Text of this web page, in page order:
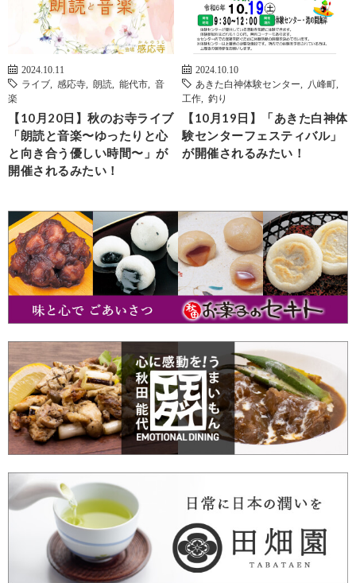
2024.10.11
ライブ
感応寺 朗読 能代市
音
楽
【10月20日】秋のお寺ライブ
「朗読と音楽〜ゆったりと心
と向き合う優しい時間〜」が
開催されるみたい！
2024.10.10
あきた白神体験センター
八峰町
工作
釣り
【10月19日】「あきた白神体
験センターフェスティバル」
が開催されるみたい！